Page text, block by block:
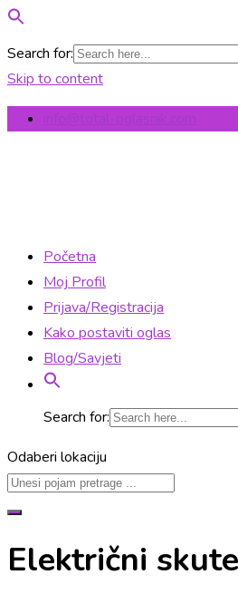
Search for:
Skip to content
Početna
Moj Profil
Prijava/Registracija
Kako postaviti oglas
Blog/Savjeti
Search for:
Odaberi lokaciju
Električni